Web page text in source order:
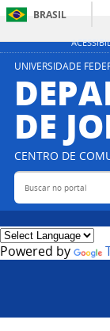
BRASIL
UNIVERSIDADE
DE
CENTRO DE
Buscar no portal
Powered by